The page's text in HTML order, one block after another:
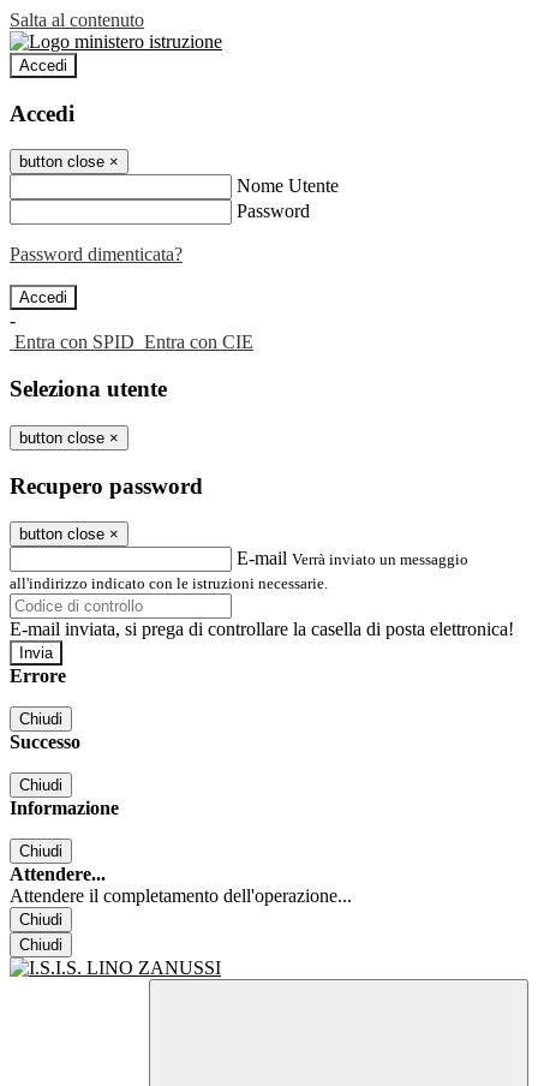
Salta al contenuto
Accedi
Accedi
button close ×
Nome Utente
Password
Password dimenticata?
-
Entra con SPID Entra con CIE
Seleziona utente
button close ×
Recupero password
button close ×
E-mail Verrà inviato un messaggio
all'indirizzo indicato con le istruzioni necessarie.
E-mail inviata, si prega di controllare la casella di posta elettronica!
Errore
Chiudi
Successo
Chiudi
Informazione
Chiudi
Attendere...
Attendere il completamento dell'operazione...
Chiudi
Chiudi